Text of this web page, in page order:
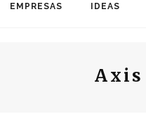
EMPRESAS IDEAS
Axis